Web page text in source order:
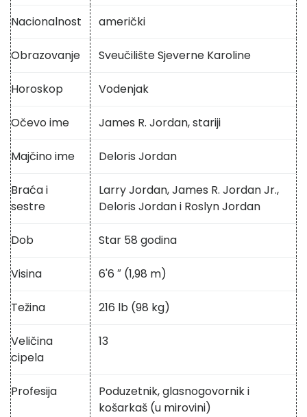
Nacionalnost američki
Obrazovanje Sveučilište Sjeverne Karoline
Horoskop Vodenjak
Očevo ime James R. Jordan, stariji
Majčino ime Deloris Jordan
Braća i
sestre
Larry Jordan, James R. Jordan Jr.,
Deloris Jordan i Roslyn Jordan
Dob Star 58 godina
Visina 6'6 ″ (1,98 m)
Težina 216 lb (98 kg)
Veličina
cipela
13
Profesija
Poduzetnik, glasnogovornik i
košarkaš (u mirovini)